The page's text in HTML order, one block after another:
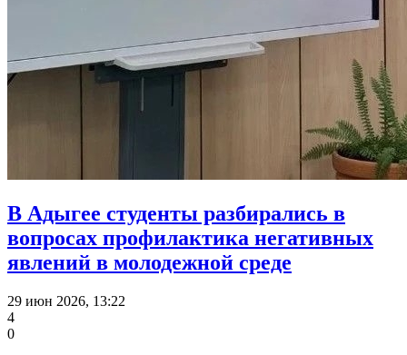
В Адыгее студенты разбирались в
вопросах профилактика негативных
явлений в молодежной среде
29 июн 2026, 13:22
4
0